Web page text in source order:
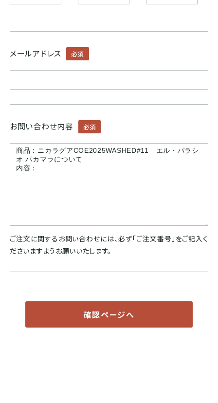
メールアドレス 必須
お問い合わせ内容 必須
ご注文に関するお問い合わせには、必ず「ご注文番号」をご記入く
ださいますようお願いいたします。
確認ページへ
インド
ジャマイカ